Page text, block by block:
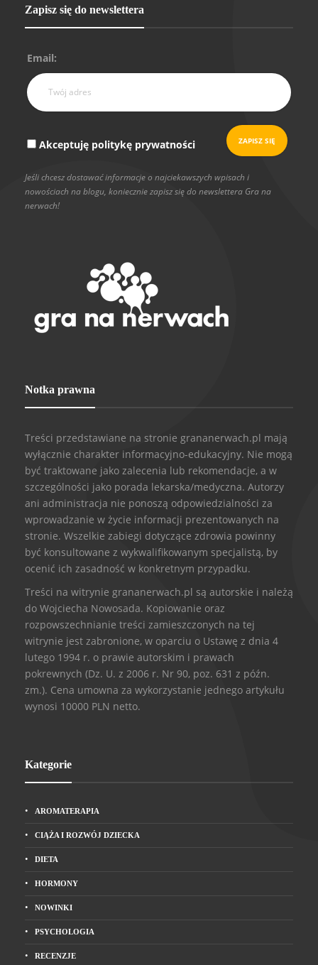
Zapisz się do newslettera
Email:
Akceptuję politykę prywatności
Jeśli chcesz dostawać informacje o najciekawszych wpisach i
nowościach na blogu, koniecznie zapisz się do newslettera Gra na
nerwach!
Notka prawna
Treści przedstawiane na stronie grananerwach.pl mają
wyłącznie charakter informacyjno-edukacyjny. Nie mogą
być traktowane jako zalecenia lub rekomendacje, a w
szczególności jako porada lekarska/medyczna. Autorzy
ani administracja nie ponoszą odpowiedzialności za
wprowadzanie w życie informacji prezentowanych na
stronie. Wszelkie zabiegi dotyczące zdrowia powinny
być konsultowane z wykwalifikowanym specjalistą, by
ocenić ich zasadność w konkretnym przypadku.
Treści na witrynie grananerwach.pl są autorskie i należą
do Wojciecha Nowosada. Kopiowanie oraz
rozpowszechnianie treści zamieszczonych na tej
witrynie jest zabronione, w oparciu o Ustawę z dnia 4
lutego 1994 r. o prawie autorskim i prawach
pokrewnych (Dz. U. z 2006 r. Nr 90, poz. 631 z późn.
zm.). Cena umowna za wykorzystanie jednego artykułu
wynosi 10000 PLN netto.
Kategorie
AROMATERAPIA
CIĄŻA I ROZWÓJ DZIECKA
DIETA
HORMONY
NOWINKI
PSYCHOLOGIA
RECENZJE